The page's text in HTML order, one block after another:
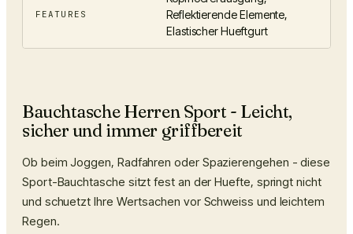
FEATURES
Reflektierende Elemente,
Elastischer Hueftgurt
Bauchtasche Herren Sport - Leicht,
sicher und immer griffbereit
Ob beim Joggen, Radfahren oder Spazierengehen - diese
Sport-Bauchtasche sitzt fest an der Huefte, springt nicht
und schuetzt Ihre Wertsachen vor Schweiss und leichtem
Regen.